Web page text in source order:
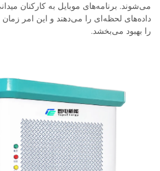
می‌شوند. برنامه‌های موبایل به کارکنان
داده‌های لحظه‌ای را می‌دهند و این امر
را بهبود می‌بخشد.